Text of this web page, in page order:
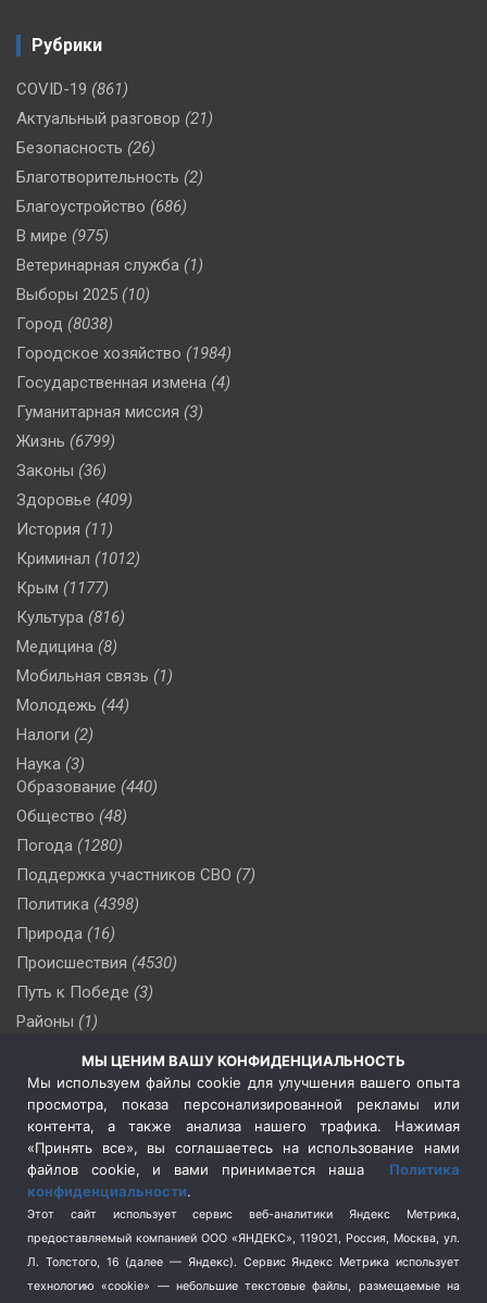
Рубрики
COVID-19 (861)
Актуальный разговор (21)
Безопасность (26)
Благотворительность (2)
Благоустройство (686)
В мире (975)
Ветеринарная служба (1)
Выборы 2025 (10)
Город (8038)
Городское хозяйство (1984)
Государственная измена (4)
Гуманитарная миссия (3)
Жизнь (6799)
Законы (36)
Здоровье (409)
История (11)
Криминал (1012)
Крым (1177)
Культура (816)
Медицина (8)
Мобильная связь (1)
Молодежь (44)
Налоги (2)
Наука (3)
Образование (440)
Общество (48)
Погода (1280)
Поддержка участников СВО (7)
Политика (4398)
Природа (16)
Происшествия (4530)
Путь к Победе (3)
Районы (1)
(510)
Сельское хозяйство (3)
Социальная политика
(3)
Спецоперация в Украине
Спецоперация на Украине
(404)
Спорт (740)
Терроризм (1)
Транспорт (262)
МЫ ЦЕНИМ ВАШУ КОНФИДЕНЦИАЛЬНОСТЬ
Мы используем файлы cookie для улучшения вашего опыта
просмотра, показа персонализированной рекламы или
контента, а также анализа нашего трафика. Нажимая
«Принять все», вы соглашаетесь на использование нами
файлов cookie, и вами принимается наша Политика
конфиденциальности.
Этот сайт использует сервис веб-аналитики Яндекс Метрика,
предоставляемый компанией ООО «ЯНДЕКС», 119021, Россия, Москва, ул.
Л. Толстого, 16 (далее — Яндекс). Сервис Яндекс Метрика использует
технологию «cookie» — небольшие текстовые файлы, размещаемые на